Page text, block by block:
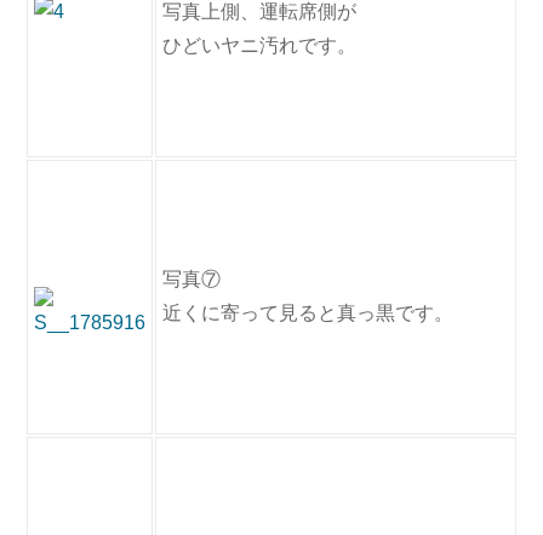
写真上側、運転席側が
ひどいヤニ汚れです。
写真⑦
近くに寄って見ると真っ黒です。